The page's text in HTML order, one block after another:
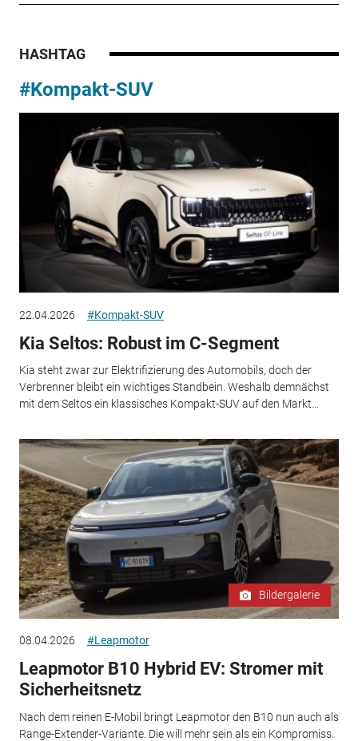
HASHTAG
#Kompakt-SUV
22.04.2026 #Kompakt-SUV
Kia Seltos: Robust im C-Segment
Kia steht zwar zur Elektrifizierung des Automobils, doch der
Verbrenner bleibt ein wichtiges Standbein. Weshalb demnächst
mit dem Seltos ein klassisches Kompakt-SUV auf den Markt...
Bildergalerie
08.04.2026 #Leapmotor
Leapmotor B10 Hybrid EV: Stromer mit
Sicherheitsnetz
Nach dem reinen E-Mobil bringt Leapmotor den B10 nun auch als
Range-Extender-Variante. Die will mehr sein als ein Kompromiss.